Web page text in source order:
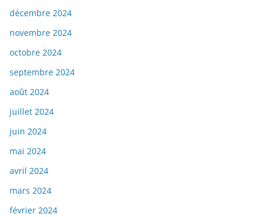
décembre 2024
novembre 2024
octobre 2024
septembre 2024
août 2024
juillet 2024
juin 2024
mai 2024
avril 2024
mars 2024
février 2024